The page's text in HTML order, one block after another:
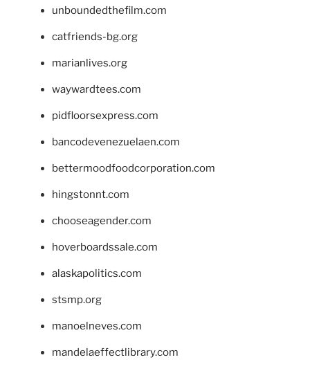
unboundedthefilm.com
catfriends-bg.org
marianlives.org
waywardtees.com
pidfloorsexpress.com
bancodevenezuelaen.com
bettermoodfoodcorporation.com
hingstonnt.com
chooseagender.com
hoverboardssale.com
alaskapolitics.com
stsmp.org
manoelneves.com
mandelaeffectlibrary.com